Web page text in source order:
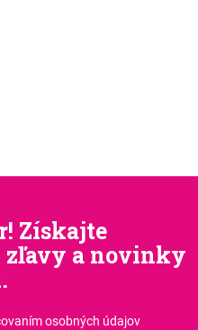
Získajte
a novinky
osobných údajov